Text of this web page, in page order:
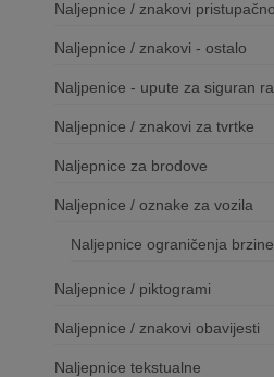
Naljepnice / znakovi
Naljepnice / znakovi - ostalo
Naljpenice - upute za siguran
Naljepnice / znakovi za tvrtke
Naljepnice za brodove
Naljepnice / oznake za vozila
Naljepnice ograničenja brzine
Naljepnice / piktogrami
Naljepnice / znakovi obavijesti
Naljepnice tekstualne